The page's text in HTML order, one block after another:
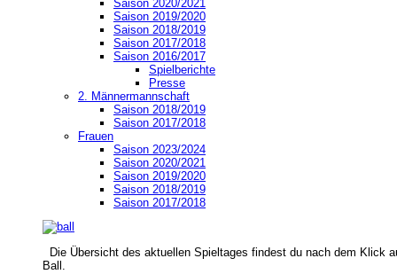
Saison 2020/2021
Saison 2019/2020
Saison 2018/2019
Saison 2017/2018
Saison 2016/2017
Spielberichte
Presse
2. Männermannschaft
Saison 2018/2019
Saison 2017/2018
Frauen
Saison 2023/2024
Saison 2020/2021
Saison 2019/2020
Saison 2018/2019
Saison 2017/2018
Die Übersicht des aktuellen Spieltages findest du nach dem Klick
Ball.